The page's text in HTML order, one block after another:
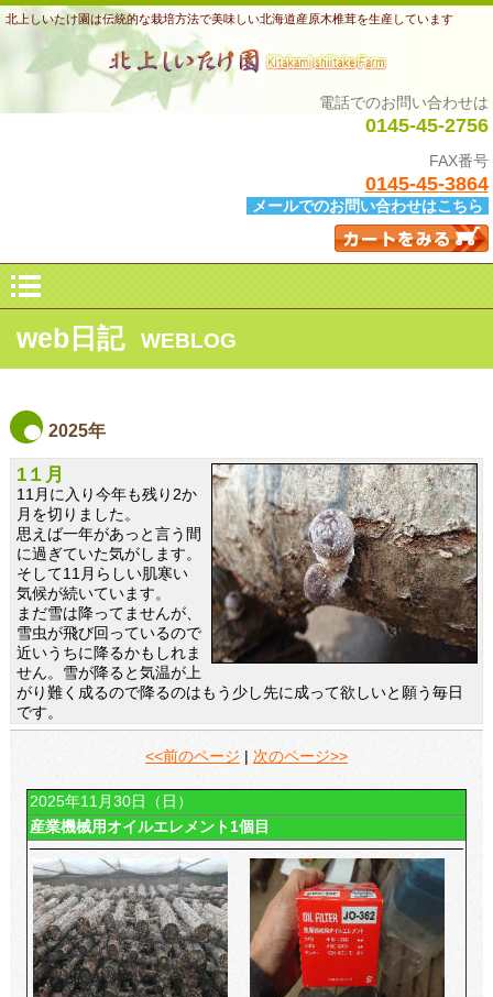
北上しいたけ園は伝統的な栽培方法で美味しい北海道産原木椎茸を生産しています
電話でのお問い合わせは
0145-45-2756
FAX番号
0145-45-3864
メールでのお問い合わせはこちら
web日記 WEBLOG
2025年
1１月
11月に入り今年も残り2か
月を切りました。
思えば一年があっと言う間
に過ぎていた気がします。
そして11月らしい肌寒い
気候が続いています。
まだ雪は降ってませんが、
雪虫が飛び回っているので
近いうちに降るかもしれま
せん。雪が降ると気温が上
がり難く成るので降るのはもう少し先に成って欲しいと願う毎日
です。
<<前のページ 次のページ>>
2025年11月30日（日）
産業機械用オイルエレメント1個目